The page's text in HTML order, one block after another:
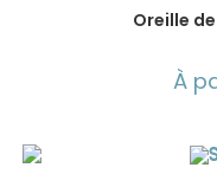
Oreille
À